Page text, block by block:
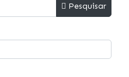
Pesquisar